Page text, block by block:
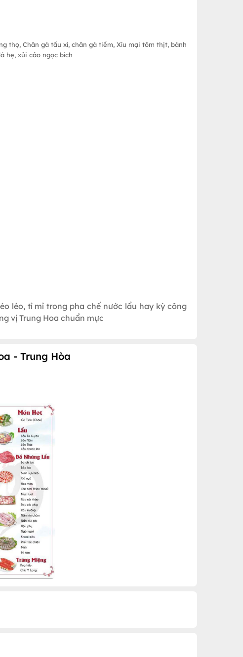
thọ, Chân gà tầu xì, chân gà tiềm, Xíu mại tôm thịt, bánh
hẹ, xủi cảo ngọc bích
léo, tỉ mỉ trong pha chế nước lẩu hay kỳ công
vị Trung Hoa chuẩn mực
- Trung Hòa